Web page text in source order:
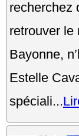
recherchez
retrouver le
Bayonne,
Estelle
spéciali...